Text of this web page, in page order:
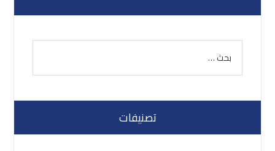
تصنيفات